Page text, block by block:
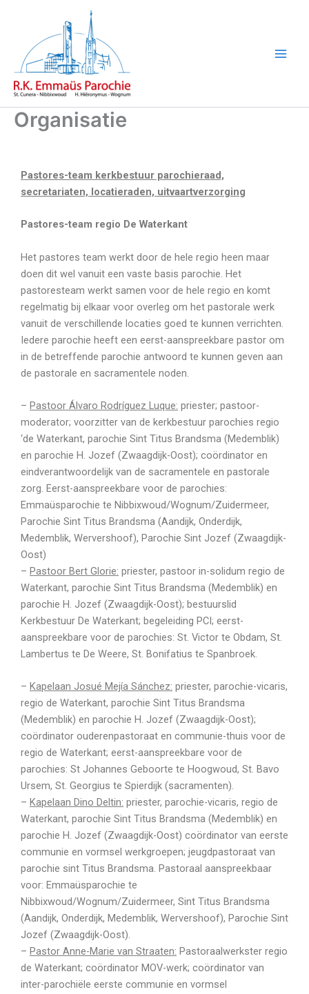
inhoud
Organisatie
Pastores-team kerkbestuur parochieraad,
secretariaten, locatieraden, uitvaartverzorging
Pastores-team regio De Waterkant
Het pastores team werkt door de hele regio heen maar
doen dit wel vanuit een vaste basis parochie. Het
pastoresteam werkt samen voor de hele regio en komt
regelmatig bij elkaar voor overleg om het pastorale werk
vanuit de verschillende locaties goed te kunnen verrichten.
Iedere parochie heeft een eerst-aanspreekbare pastor om
in de betreffende parochie antwoord te kunnen geven aan
de pastorale en sacramentele noden.
– Pastoor Álvaro Rodríguez Luque: priester; pastoor-
moderator; voorzitter van de kerkbestuur parochies regio
‘de Waterkant, parochie Sint Titus Brandsma (Medemblik)
en parochie H. Jozef (Zwaagdijk-Oost); coördinator en
eindverantwoordelijk van de sacramentele en pastorale
zorg. Eerst-aanspreekbare voor de parochies:
Emmaüsparochie te Nibbixwoud/Wognum/Zuidermeer,
Parochie Sint Titus Brandsma (Aandijk, Onderdijk,
Medemblik, Wervershoof), Parochie Sint Jozef (Zwaagdijk-
Oost)
– Pastoor Bert Glorie: priester, pastoor in-solidum regio de
Waterkant, parochie Sint Titus Brandsma (Medemblik) en
parochie H. Jozef (Zwaagdijk-Oost); bestuurslid
Kerkbestuur De Waterkant; begeleiding PCI; eerst-
aanspreekbare voor de parochies: St. Victor te Obdam, St.
Lambertus te De Weere, St. Bonifatius te Spanbroek.
– Kapelaan Josué Mejía Sánchez: priester, parochie-vicaris,
regio de Waterkant, parochie Sint Titus Brandsma
(Medemblik) en parochie H. Jozef (Zwaagdijk-Oost);
coördinator ouderenpastoraat en communie-thuis voor de
regio de Waterkant; eerst-aanspreekbare voor de
parochies: St Johannes Geboorte te Hoogwoud, St. Bavo
Ursem, St. Georgius te Spierdijk (sacramenten).
– Kapelaan Dino Deltin: priester, parochie-vicaris, regio de
Waterkant, parochie Sint Titus Brandsma (Medemblik) en
parochie H. Jozef (Zwaagdijk-Oost) coördinator van eerste
communie en vormsel werkgroepen; jeugdpastoraat van
parochie sint Titus Brandsma. Pastoraal aanspreekbaar
voor: Emmaüsparochie te
Nibbixwoud/Wognum/Zuidermeer, Sint Titus Brandsma
(Aandijk, Onderdijk, Medemblik, Wervershoof), Parochie Sint
Jozef (Zwaagdijk-Oost).
– Pastor Anne-Marie van Straaten: Pastoraalwerkster regio
de Waterkant; coördinator MOV-werk; coördinator van
inter-parochiële eerste communie en vormsel